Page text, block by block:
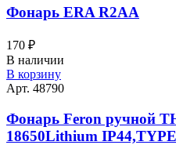
Фонарь ERA R2AA
170 ₽
В наличии
В корзину
Арт. 48790
Фонарь Feron ручной
18650Lithium